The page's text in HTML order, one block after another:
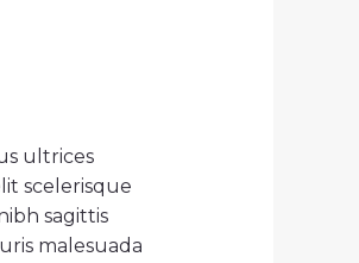
ultrices
scelerisque
sagittis
malesuada